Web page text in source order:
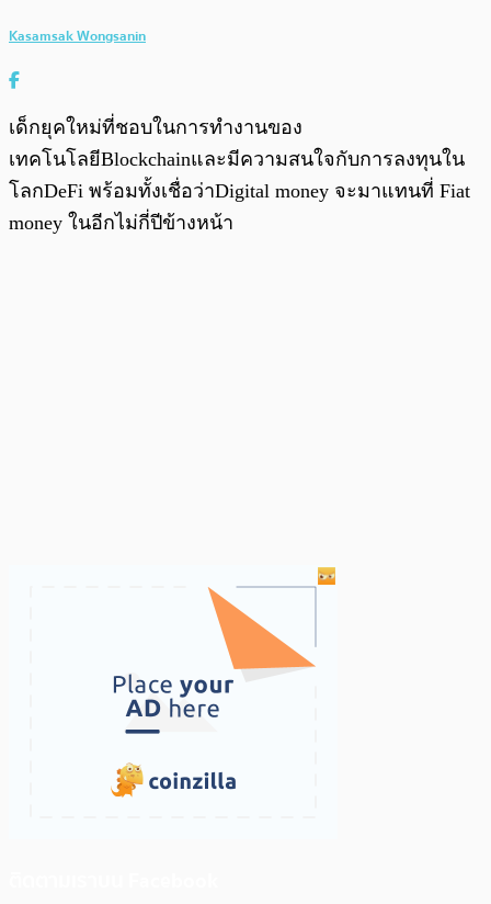
Kasamsak Wongsanin
เด็กยุคใหม่ที่ชอบในการทำงานของ
เทคโนโลยีBlockchainและมีความสนใจกับการลงทุนใน
โลกDeFi พร้อมทั้งเชื่อว่าDigital money จะมาแทนที่ Fiat
money ในอีกไม่กี่ปีข้างหน้า